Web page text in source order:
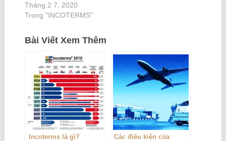
Tháng 2 7, 2020
Trong "INCOTERMS"
Bài Viết Xem Thêm
Incoterms là gì?
Các điều kiện của